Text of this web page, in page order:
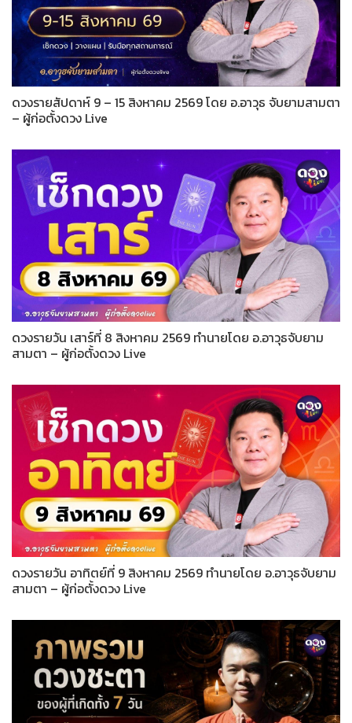
ดวงรายสัปดาห์ 9 – 15 สิงหาคม 2569 โดย อ.อาวุธ จับยามสามตา
– ผู้ก่อตั้งดวง Live
ดวงรายวัน เสาร์ที่ 8 สิงหาคม 2569 ทำนายโดย อ.อาวุธจับยาม
สามตา – ผู้ก่อตั้งดวง Live
ดวงรายวัน อาทิตย์ที่ 9 สิงหาคม 2569 ทำนายโดย อ.อาวุธจับยาม
สามตา – ผู้ก่อตั้งดวง Live